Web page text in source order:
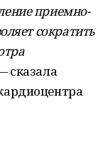
приемно-
сократить
сказала